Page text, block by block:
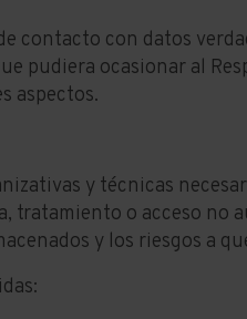
contacto con datos
pudiera ocasionar al
aspectos.
y técnicas
tratamiento o acceso no
y los riesgos a